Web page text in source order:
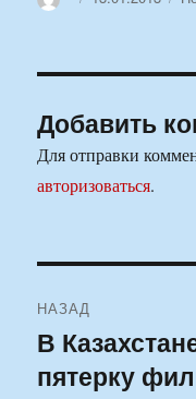
Добавить
Для отправки
авторизоваться.
по
записям
НАЗАД
Предыдущая
запись:
В
пятерку